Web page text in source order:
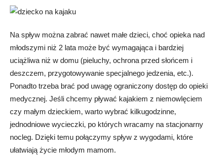
Na spływ można zabrać nawet małe dzieci, choć opieka nad
młodszymi niż 2 lata może być wymagająca i bardziej
uciążliwa niż w domu (pieluchy, ochrona przed słońcem i
deszczem, przygotowywanie specjalnego jedzenia, etc.).
Ponadto trzeba brać pod uwagę ograniczony dostęp do opieki
medycznej. Jeśli chcemy pływać kajakiem z niemowlęciem
czy małym dzieckiem, warto wybrać kilkugodzinne,
jednodniowe wycieczki, po których wracamy na stacjonarny
nocleg. Dzięki temu połączymy spływ z wygodami, które
ułatwiają życie młodym mamom.